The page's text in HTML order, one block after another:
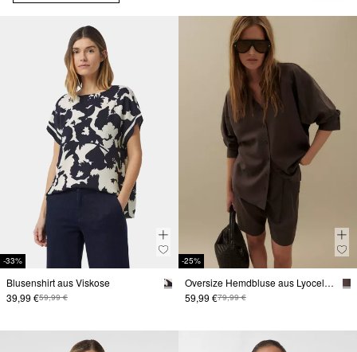
-33%
Blusenshirt aus Viskose
39,99 €59,99 €
-25%
Oversize Hemdbluse aus Lyocell-Leinem-Mix
59,99 €79,99 €